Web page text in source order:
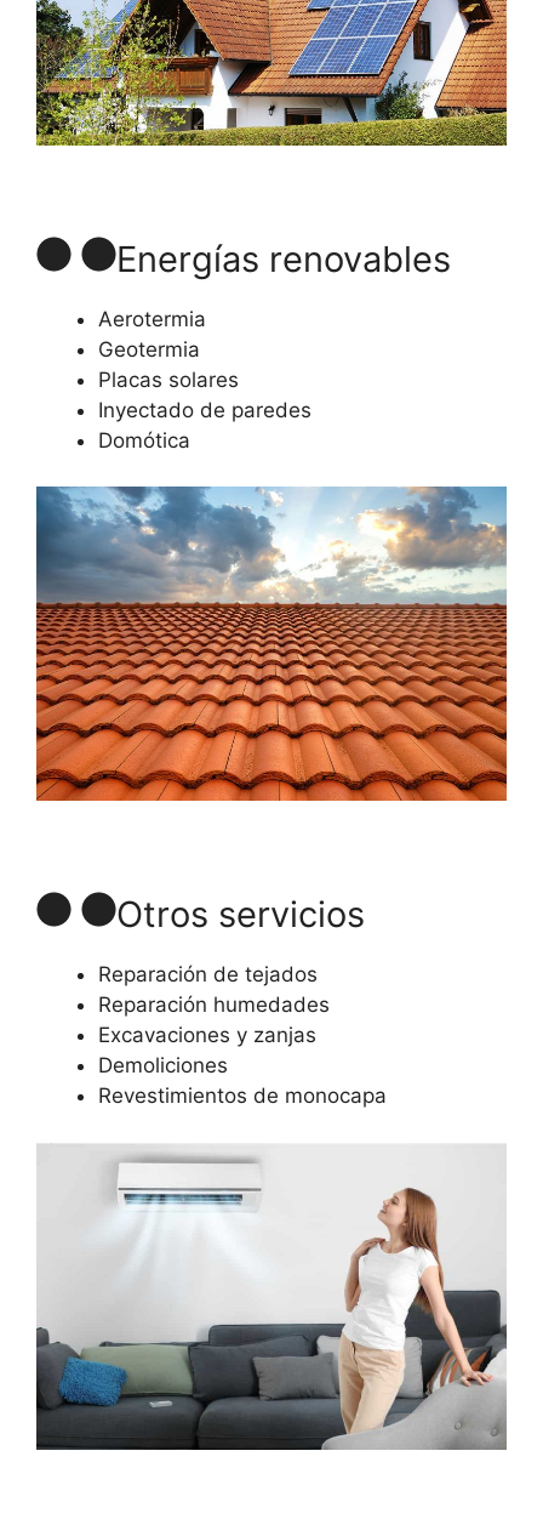
Energías renovables
Aerotermia
Geotermia
Placas solares
Inyectado de paredes
Domótica
Otros servicios
Reparación de tejados
Reparación humedades
Excavaciones y zanjas
Demoliciones
Revestimientos de monocapa